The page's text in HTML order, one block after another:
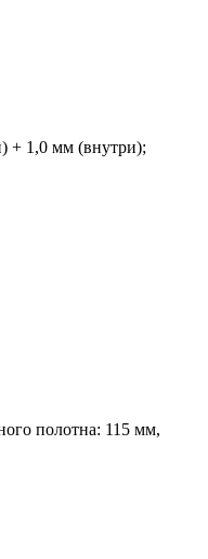
+ 1,0 мм (внутри);
полотна: 115 мм,